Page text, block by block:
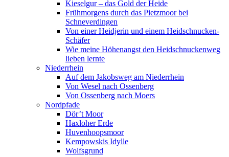
Kieselgur – das Gold der Heide
Frühmorgens durch das Pietzmoor bei
Schneverdingen
Von einer Heidjerin und einem Heidschnucken-
Schäfer
Wie meine Höhenangst den Heidschnuckenweg
lieben lernte
Niederrhein
Auf dem Jakobsweg am Niederrhein
Von Wesel nach Ossenberg
Von Ossenberg nach Moers
Nordpfade
Dör’t Moor
Haxloher Erde
Huvenhoopsmoor
Kempowskis Idylle
Wolfsgrund